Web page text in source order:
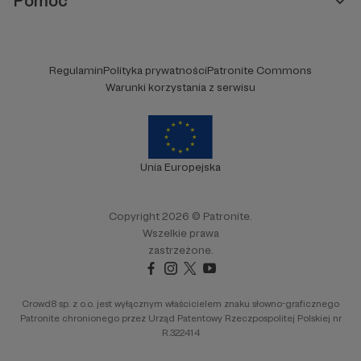
W roku 2021, mimo pandemii, w końcu też udało
RegulaminPolityka prywatnościPatronite Commons
Warunki korzystania z serwisu
Unia Europejska
Copyright 2026 © Patronite.
Wszelkie prawa
zastrzeżone.
Crowd8 sp. z o.o. jest wyłącznym właścicielem znaku słowno-graficznego
Patronite chronionego przez Urząd Patentowy Rzeczpospolitej Polskiej nr
R.322414